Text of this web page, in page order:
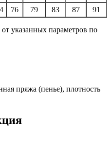
76 79 83 87 91
указанных параметров по
пряжа (пенье), плотность